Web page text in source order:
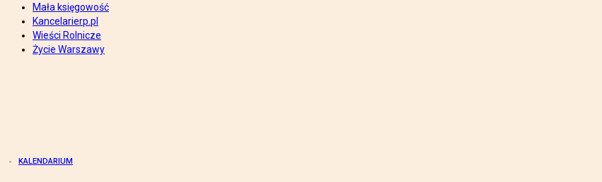
Mała księgowość
Kancelarierp.pl
Wieści Rolnicze
Życie Warszawy
KALENDARIUM